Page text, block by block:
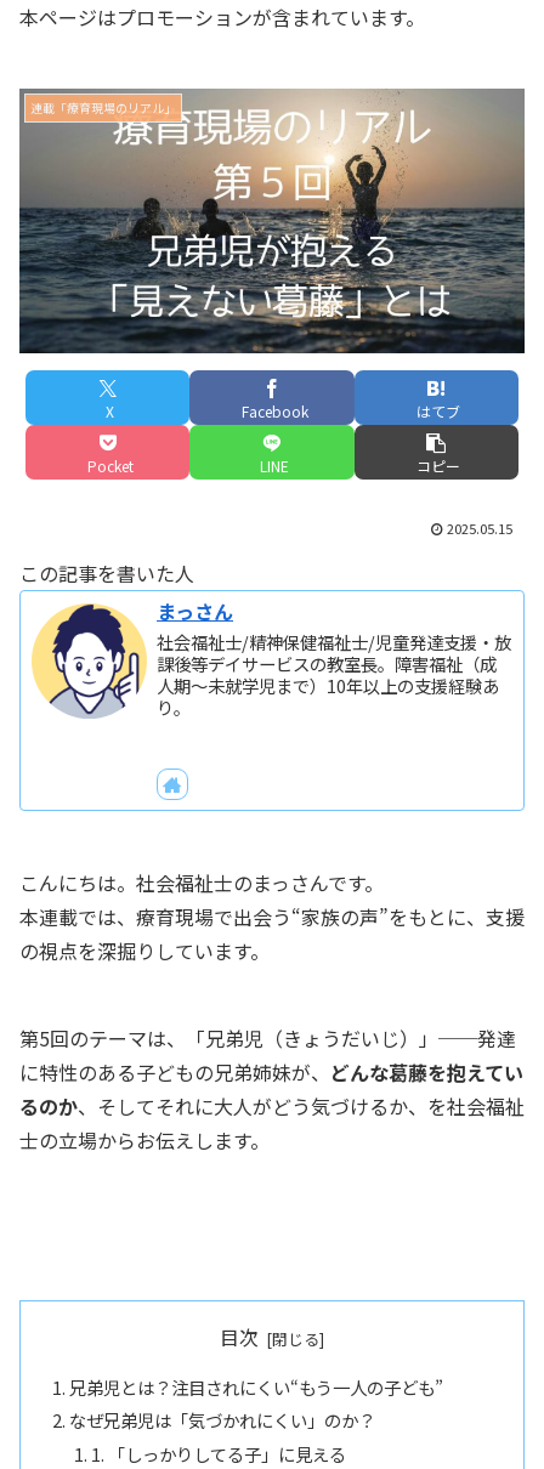
本ページはプロモーションが含まれています。
連載「療育現場のリアル」
X Facebook はてブ
Pocket LINE コピー
2025.05.15
この記事を書いた人
まっさん
社会福祉士/精神保健福祉士/児童発達支援・放
課後等デイサービスの教室長。障害福祉（成
人期～未就学児まで）10年以上の支援経験あ
り。
こんにちは。社会福祉士のまっさんです。
本連載では、療育現場で出会う“家族の声”をもとに、支援
の視点を深掘りしています。
第5回のテーマは、「兄弟児（きょうだいじ）」──発達
に特性のある子どもの兄弟姉妹が、 どんな葛藤を抱えてい
るのか、そしてそれに大人がどう気づけるか、を社会福祉
士の立場からお伝えします。
目次
兄弟児とは？注目されにくい“もう一人の子ども”
なぜ兄弟児は「気づかれにくい」のか？
1. 「しっかりしてる子」に見える